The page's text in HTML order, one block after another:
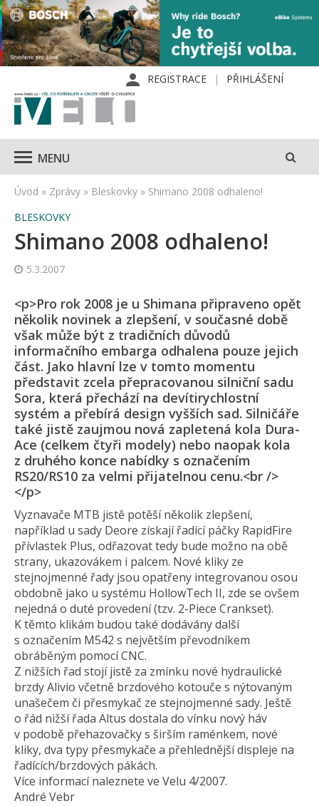
REGISTRACE PŘIHLÁŠENÍ
MENU
Úvod » Zprávy » Bleskovky » Shimano 2008 odhaleno!
BLESKOVKY
Shimano 2008 odhaleno!
5.3.2007
<p>Pro rok 2008 je u Shimana připraveno opět
několik novinek a zlepšení, v současné době
však může být z tradičních důvodů
informačního embarga odhalena pouze jejich
část. Jako hlavní lze v tomto momentu
představit zcela přepracovanou silniční sadu
Sora, která přechází na devítirychlostní
systém a přebírá design vyšších sad. Silničáře
také jistě zaujmou nová zapletená kola Dura-
Ace (celkem čtyři modely) nebo naopak kola
z druhého konce nabídky s označením
RS20/RS10 za velmi přijatelnou cenu.<br />
</p>
Vyznavače MTB jistě potěší několik zlepšení,
například u sady Deore získají řadící páčky RapidFire
přívlastek Plus, odřazovat tedy bude možno na obě
strany, ukazovákem i palcem. Nové kliky ze
stejnojmenné řady jsou opatřeny integrovanou osou
obdobně jako u systému HollowTech II, zde se ovšem
nejedná o duté provedení (tzv. 2-Piece Crankset).
K těmto klikám budou také dodávány další
s označením M542 s největším převodníkem
obráběným pomocí CNC.
Z nižších řad stojí jistě za zmínku nové hydraulické
brzdy Alivio včetně brzdového kotouče s nýtovaným
unašečem či přesmykač ze stejnojmenné sady. Ještě
o řád nižší řada Altus dostala do vínku nový háv
v podobě přehazovačky s širším raménkem, nové
kliky, dva typy přesmykače a přehlednější displeje na
řadících/brzdových pákách.
Více informací naleznete ve Velu 4/2007.
André Vebr